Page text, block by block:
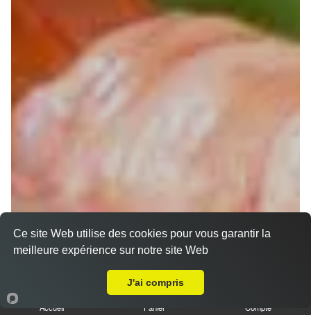
Chirashi
Accueil Panier Compte
Ce site Web utilise des cookies pour vous garantir la
meilleure expérience sur notre site Web
J'ai compris